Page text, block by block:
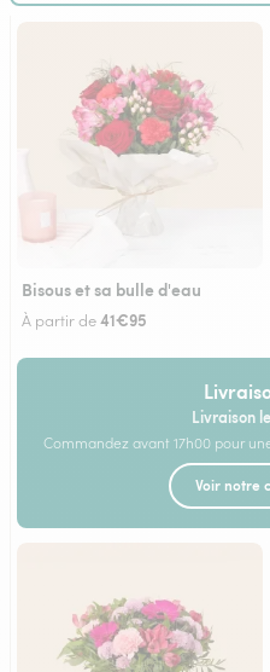
Bisous et sa bulle d'eau
À partir de41€95
Livraison
Commandez avant 17h00 pour
Voir notre